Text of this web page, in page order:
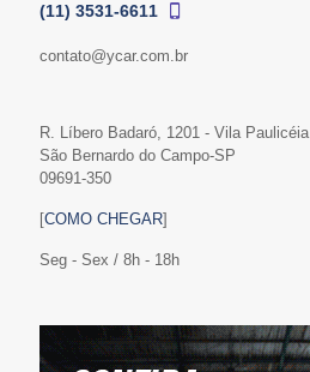
(11) 3531-6611
contato@ycar.com.br
R. Líbero Badaró, 1201 - Vila Paulicéia
São Bernardo do Campo-SP
09691-350
[COMO CHEGAR]
Seg - Sex / 8h - 18h